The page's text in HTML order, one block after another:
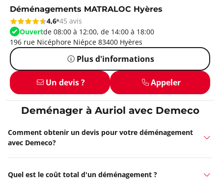
Déménagements MATRALOC Hyères
4,6 45 avis
Ouvertde 08:00 à 12:00, de 14:00 à 18:00
196 rue Nicéphore Niépce 83400 Hyères
Plus d'informations
Un devis ? Appeler
Deménager à Auriol avec Demeco
Comment obtenir un devis pour votre déménagement
avec Demeco?
Quel est le coût total d'un déménagement ?